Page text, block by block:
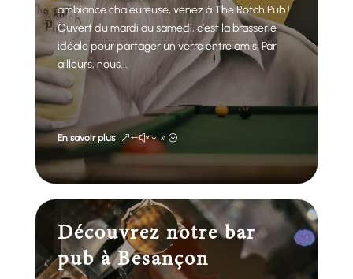
ambiance chaleureuse, venez à The Rotch Pub !
Ouvert du mardi au samedi, c’est la brasserie
idéale pour partager un verre entre amis. Par
ailleurs, nous...
En savoir plus
Découvrez notre bar
pub à Besançon